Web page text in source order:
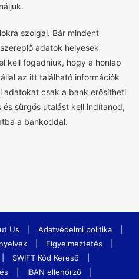
szolgál. Bár mindent
adatok helyesek
kell fogadniuk, hogy a honlap
az itt található információk
adatokat csak a bank erősítheti
sürgős utalást kell indítanod,
a bankoddal.
Us Adatvédelmi politika
Figyelmeztetés
SWIFT Kód Kereső
IBAN ellenőrző